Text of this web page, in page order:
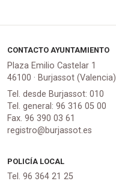
CONTACTO AYUNTAMIENTO
Plaza Emilio Castelar 1
46100 · Burjassot (Valencia)
Tel. desde Burjassot: 010
Tel. general: 96 316 05 00
Fax. 96 390 03 61
registro@burjassot.es
POLICÍA LOCAL
Tel. 96 364 21 25